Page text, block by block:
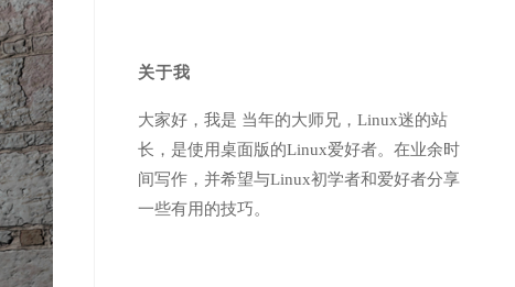
关于我
大家好，我是 当年的大师兄，Linux迷的站
长，是使用桌面版的Linux爱好者。在业余时
间写作，并希望与Linux初学者和爱好者分享
一些有用的技巧。